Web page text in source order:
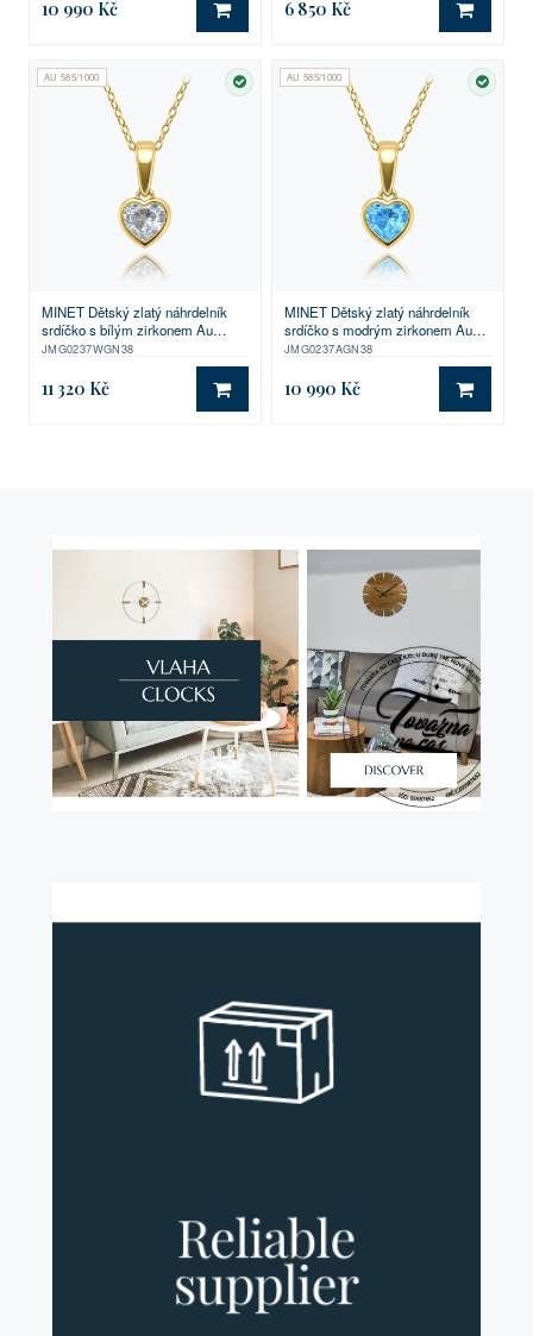
10 990 Kč DO KOŠÍKU
6 850 Kč DO
AU 585/1000
SKLADEM
MINET Dětský zlatý náhrdelník
srdíčko s bílým zirkonem Au
585/1000 1,90g
JMG0237WGN38
11 320 Kč DO KOŠÍKU
AU 585/1000
MINET Dětský zlatý náhrdelník
srdíčko s modrým zirkonem Au
585/1000 1,85g
JMG0237AGN38
10 990 Kč DO